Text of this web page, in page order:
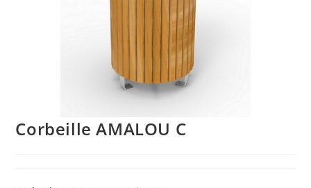
Corbeille AMALOU C